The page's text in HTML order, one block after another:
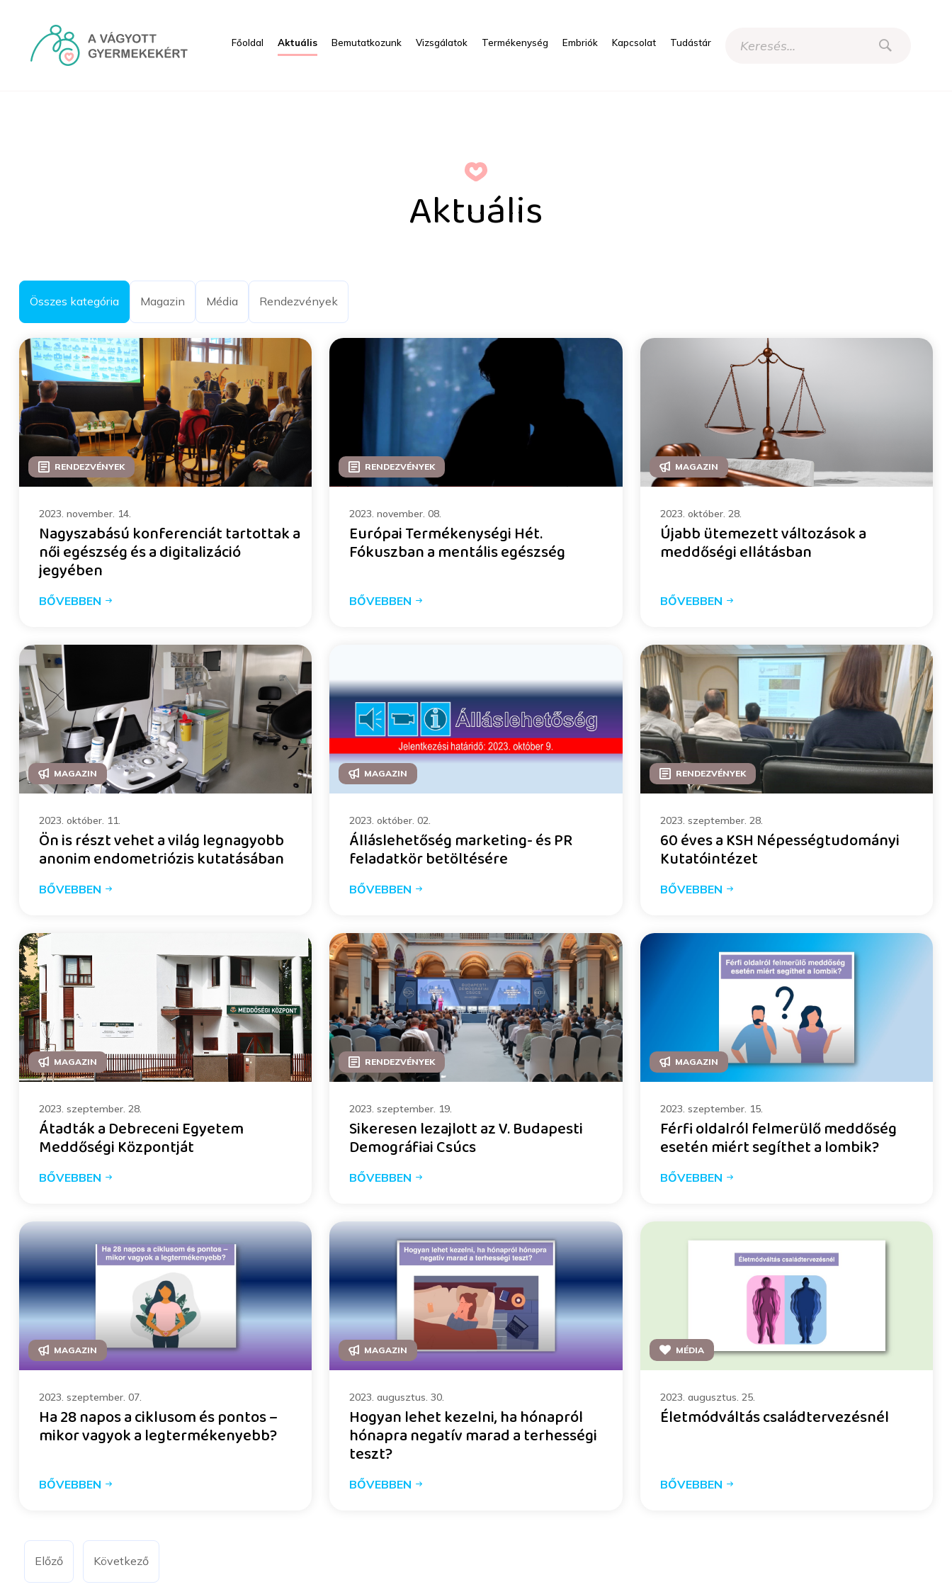
Főoldal Aktuális Bemutatkozunk Vizsgálatok Termékenység Embriók Kapcsolat Tudástár
Aktuális
Összes kategória Magazin Média Rendezvények
RENDEZVÉNYEK
2023. november. 14.
Nagyszabású konferenciát tartottak a
női egészség és a digitalizáció
jegyében
BŐVEBBEN
RENDEZVÉNYEK
2023. november. 08.
Európai Termékenységi Hét.
Fókuszban a mentális egészség
BŐVEBBEN
MAGAZIN
2023. október. 28.
Újabb ütemezett változások a
meddőségi ellátásban
BŐVEBBEN
MAGAZIN
2023. október. 11.
Ön is részt vehet a világ legnagyobb
anonim endometriózis kutatásában
BŐVEBBEN
MAGAZIN
2023. október. 02.
Álláslehetőség marketing- és PR
feladatkör betöltésére
BŐVEBBEN
RENDEZVÉNYEK
2023. szeptember. 28.
60 éves a KSH Népességtudományi
Kutatóintézet
BŐVEBBEN
MAGAZIN
2023. szeptember. 28.
Átadták a Debreceni Egyetem
Meddőségi Központját
BŐVEBBEN
RENDEZVÉNYEK
2023. szeptember. 19.
Sikeresen lezajlott az V. Budapesti
Demográfiai Csúcs
BŐVEBBEN
MAGAZIN
2023. szeptember. 15.
Férfi oldalról felmerülő meddőség
esetén miért segíthet a lombik?
BŐVEBBEN
MAGAZIN
2023. szeptember. 07.
Ha 28 napos a ciklusom és pontos –
mikor vagyok a legtermékenyebb?
BŐVEBBEN
MAGAZIN
2023. augusztus. 30.
Hogyan lehet kezelni, ha hónapról
hónapra negatív marad a terhességi
teszt?
BŐVEBBEN
MÉDIA
2023. augusztus. 25.
Életmódváltás családtervezésnél
BŐVEBBEN
Előző Következő